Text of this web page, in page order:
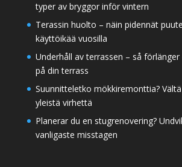
typer av bryggor inför vintern
Terassin huolto – näin pidennät
käyttöikää vuosilla
Underhåll av terrassen – så förlänger
på din terrass
Suunnitteletko mökkiremonttia?
yleistä virhettä
Planerar du en stugrenovering?
vanligaste misstagen